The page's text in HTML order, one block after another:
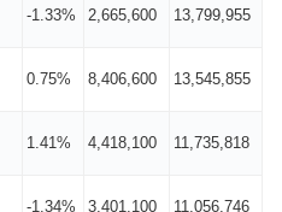
-1.33% 2,665,600 13,799,955
0.75% 8,406,600 13,545,855
1.41% 4,418,100 11,735,818
-1.34% 3,401,100 11,056,746